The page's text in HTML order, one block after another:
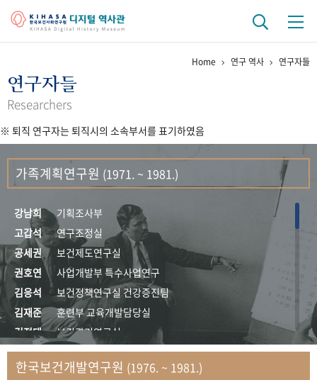
걸어온 길 기관 변천사
연구 역사
정책과 연구 키워드로 보는 연구 역사
연구자들
간행물 변천사
기록물 아카이브
사진 아카이브 문서 기록물 행정박물 영상 기록물
50+1주년 기념
성과 50선 숫자로 보는 50년
세계와 함께 한 KIHASA
Home 연구 역사 연구자들
연구자들
Researchers
※ 퇴직 연구자는 퇴직시의 소속부서를 표기하였음
가족계획연구원 (1971. ~ 1981.)
강남희
기획조사부
고갑석
연구조정실
공세권
보건제도연구실
권호연
사업개발부 특수사업연구
김응석
보건정책연구실 건강증진팀
김재준
훈련부 교육개발담당실
김정태
보건관리연구실
김지자
연구부 사회개발담당실
김태룡
조사평가부 연구과
한국보건개발연구원 (1976. ~ 1981.)